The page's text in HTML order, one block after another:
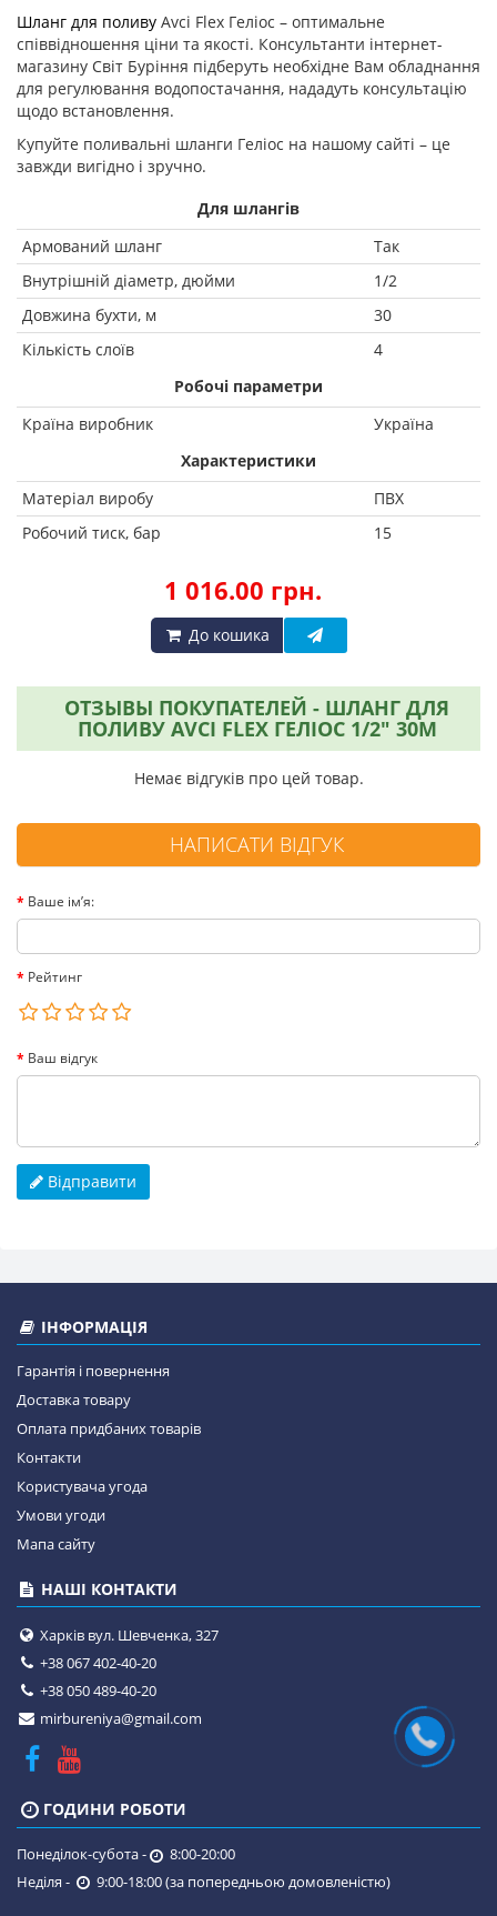
Шланг для поливу Avci Flex Геліос – оптимальне
співвідношення ціни та якості. Консультанти інтернет-
магазину Світ Буріння підберуть необхідне Вам обладнання
для регулювання водопостачання, нададуть консультацію
щодо встановлення.
Купуйте поливальні шланги Геліос на нашому сайті – це
завжди вигідно і зручно.
Для шлангів
Армований шланг
Так
Внутрішній діаметр, дюйми
1/2
Довжина бухти, м
30
Кількість слоїв
4
Робочі параметри
Країна виробник
Україна
Характеристики
Матеріал виробу
ПВХ
Робочий тиск, бар
15
1 016.00 грн.
До кошика
ОТЗЫВЫ ПОКУПАТЕЛЕЙ - ШЛАНГ ДЛЯ
ПОЛИВУ AVCI FLEX ГЕЛІОС 1/2" 30М
Немає відгуків про цей товар.
НАПИСАТИ ВІДГУК
Ваше ім’я:
Рейтинг
Ваш відгук
Відправити
ІНФОРМАЦІЯ
Гарантія і повернення
Доставка товару
Оплата придбаних товарів
Контакти
Користувача угода
Умови угоди
Мапа сайту
НАШІ КОНТАКТИ
Харків вул. Шевченка, 327
+38 067 402-40-20
+38 050 489-40-20
mirbureniya@gmail.com
ГОДИНИ РОБОТИ
Понеділок-субота -
8:00-20:00
Неділя -
9:00-18:00 (за попередньою домовленістю)